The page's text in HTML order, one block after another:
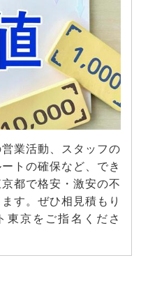
業活動、スタッフの
トの確保など、でき
都で格安・激安の不
す。ぜひ相見積もり
東京をご指名くださ